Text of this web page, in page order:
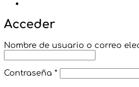
Acceder
Nombre de usuario o correo
Contraseña *Obligatorio